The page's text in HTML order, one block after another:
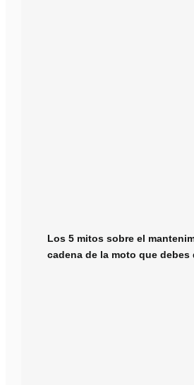
Los 5 mitos sobre el
cadena de la moto que debes